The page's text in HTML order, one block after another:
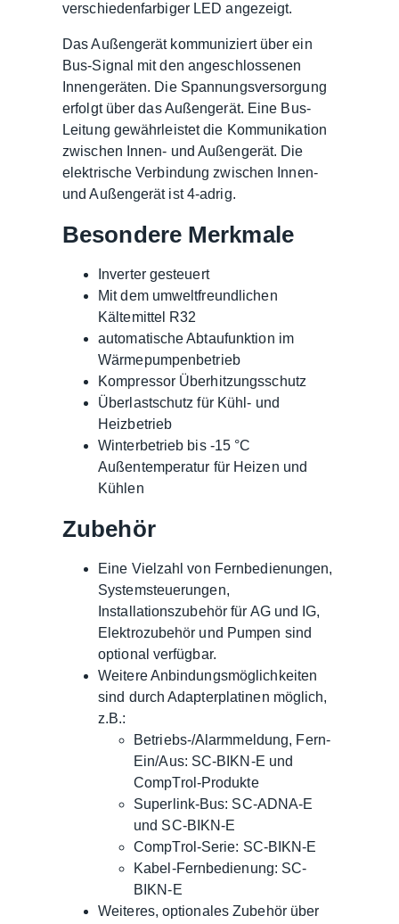
verschiedenfarbiger LED angezeigt.
Das Außengerät kommuniziert über ein
Bus-Signal mit den angeschlossenen
Innengeräten. Die Spannungsversorgung
erfolgt über das Außengerät. Eine Bus-
Leitung gewährleistet die Kommunikation
zwischen Innen- und Außengerät. Die
elektrische Verbindung zwischen Innen-
und Außengerät ist 4-adrig.
Besondere Merkmale
Inverter gesteuert
Mit dem umweltfreundlichen
Kältemittel R32
automatische Abtaufunktion im
Wärmepumpenbetrieb
Kompressor Überhitzungsschutz
Überlastschutz für Kühl- und
Heizbetrieb
Winterbetrieb bis -15 °C
Außentemperatur für Heizen und
Kühlen
Zubehör
Eine Vielzahl von Fernbedienungen,
Systemsteuerungen,
Installationszubehör für AG und IG,
Elektrozubehör und Pumpen sind
optional verfügbar.
Weitere Anbindungsmöglichkeiten
sind durch Adapterplatinen möglich,
z.B.:
Betriebs-/Alarmmeldung, Fern-
Ein/Aus: SC-BIKN-E und
CompTrol-Produkte
Superlink-Bus: SC-ADNA-E
und SC-BIKN-E
CompTrol-Serie: SC-BIKN-E
Kabel-Fernbedienung: SC-
BIKN-E
Weiteres, optionales Zubehör über